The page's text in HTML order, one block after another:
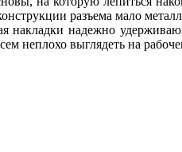
разъема мало
накладки надежно
неплохо выглядеть на